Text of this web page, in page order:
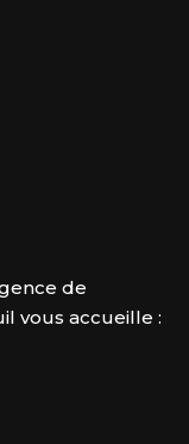
de
vous accueille :